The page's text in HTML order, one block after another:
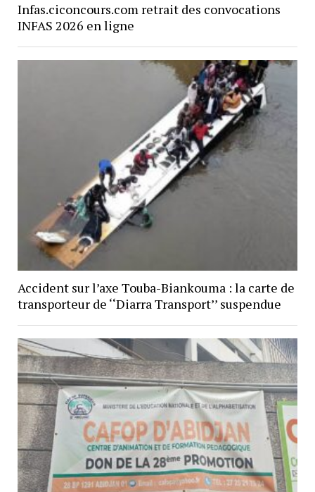
Infas.ciconcours.com retrait des convocations
INFAS 2026 en ligne
Accident sur l’axe Touba-Biankouma : la carte de
transporteur de ‘‘Diarra Transport’’ suspendue